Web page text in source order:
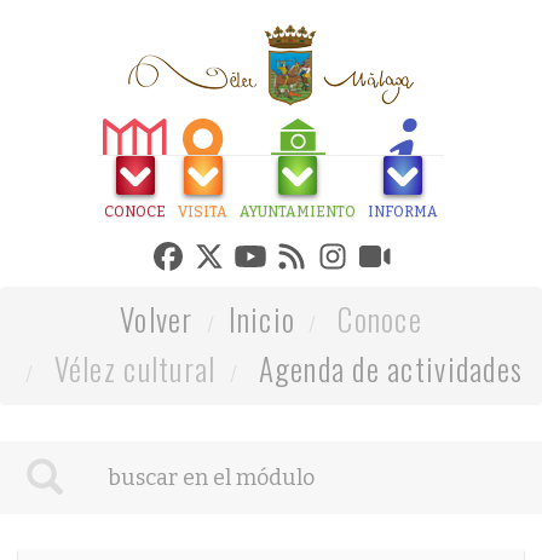
CONOCE VISITA AYUNTAMIENTO INFORMA
Volver Inicio
Conoce
Vélez cultural
Agenda de actividades